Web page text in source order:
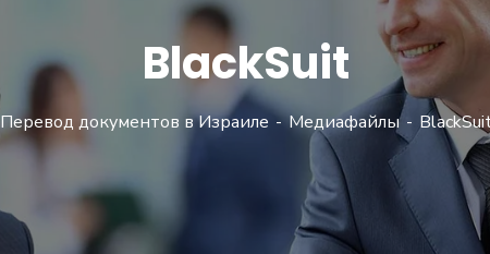
BlackSuit
Перевод документов в Израиле Медиафайлы